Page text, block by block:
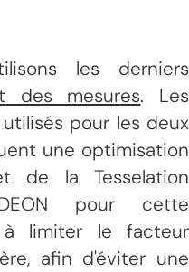
les derniers
des mesures. Les
pour les deux
une optimisation
de la Tesselation
pour cette
limiter le facteur
afin d'éviter une